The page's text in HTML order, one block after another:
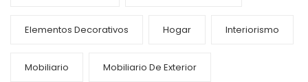
Elementos Decorativos Hogar Interiorismo
Mobiliario Mobiliario De Exterior